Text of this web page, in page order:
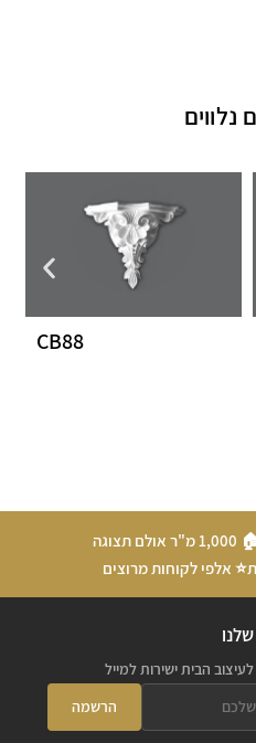
נלווים
CB88
אולם תצוגה
⭐ אלפי לקוחות מרוצים
הבית ישירות למייל
הרשמה